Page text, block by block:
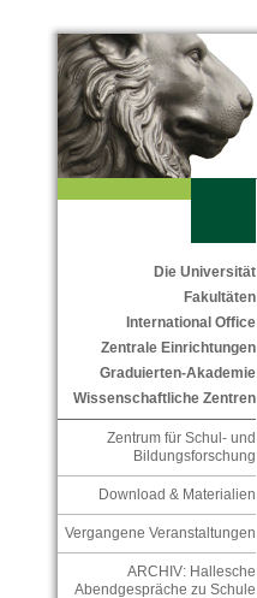
Die Universität
Fakultäten
International Office
Zentrale Einrichtungen
Graduierten-Akademie
Wissenschaftliche Zentren
Zentrum für Schul- und
Bildungsforschung
Download & Materialien
Vergangene Veranstaltungen
ARCHIV: Hallesche
Abendgespräche zu Schule